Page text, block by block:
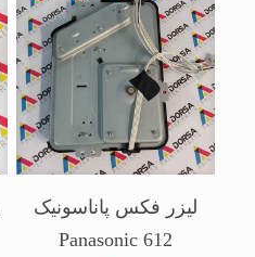
لیزر فکس پاناسونیک
Panasonic 612